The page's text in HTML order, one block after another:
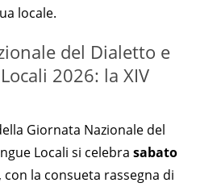
locale.
del Dialetto e
2026: la XIV
Giornata Nazionale del
Locali si celebra sabato
, con la consueta rassegna di